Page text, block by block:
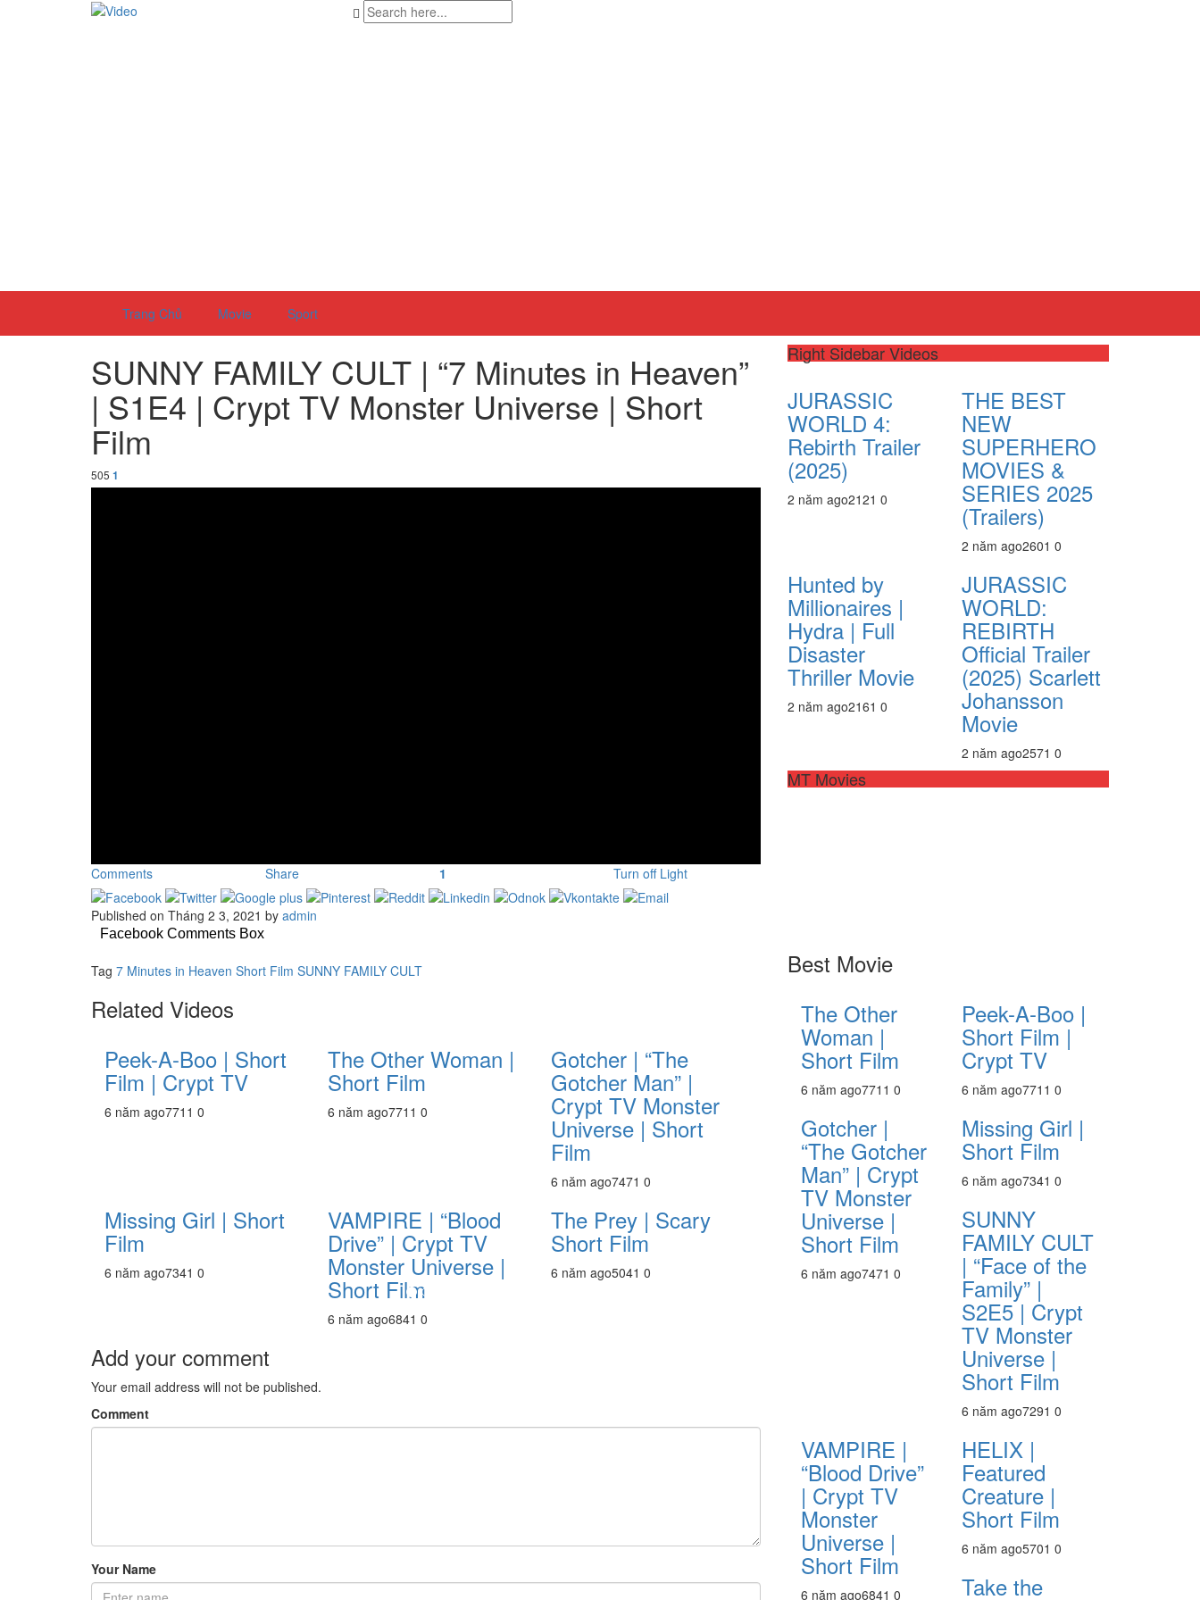
Trang Chủ Movie Sport
SUNNY FAMILY CULT | “7 Minutes in Heaven”
| S1E4 | Crypt TV Monster Universe | Short
Film
505 1
Comments Share 1 Turn off Light
Published on Tháng 2 3, 2021 by admin
Facebook Comments Box
Tag 7 Minutes in Heaven Short Film SUNNY FAMILY CULT
Related Videos
Peek-A-Boo | Short
Film | Crypt TV
6 năm ago771 1 0
The Other Woman |
Short Film
6 năm ago771 1 0
Gotcher | “The
Gotcher Man” |
Crypt TV Monster
Universe | Short
Film
6 năm ago7471 0
Missing Girl | Short
Film
6 năm ago7341 0
VAMPIRE | “Blood
Drive” | Crypt TV
Monster Universe |
Short Film
6 năm ago6841 0
The Prey | Scary
Short Film
6 năm ago5041 0
Add your comment
Your email address will not be published.
Comment
Your Name
Right Sidebar Videos
JURASSIC
WORLD 4:
Rebirth Trailer
(2025)
2 năm ago2121 0
THE BEST
NEW
SUPERHERO
MOVIES &
SERIES 2025
(Trailers)
2 năm ago2601 0
Hunted by
Millionaires |
Hydra | Full
Disaster
Thriller Movie
2 năm ago2161 0
JURASSIC
WORLD:
REBIRTH
Official Trailer
(2025) Scarlett
Johansson
Movie
2 năm ago2571 0
MT Movies
Best Movie
The Other
Woman |
Short Film
6 năm ago771 1 0
Peek-A-Boo |
Short Film |
Crypt TV
6 năm ago771 1 0
Gotcher |
“The Gotcher
Man” | Crypt
TV Monster
Universe |
Short Film
6 năm ago7471 0
Missing Girl |
Short Film
6 năm ago7341 0
SUNNY
FAMILY CULT
| “Face of the
Family” |
S2E5 | Crypt
TV Monster
Universe |
Short Film
6 năm ago7291 0
VAMPIRE |
“Blood Drive”
| Crypt TV
Monster
Universe |
Short Film
6 năm ago6841 0
HELIX |
Featured
Creature |
Short Film
6 năm ago5701 0
Take the